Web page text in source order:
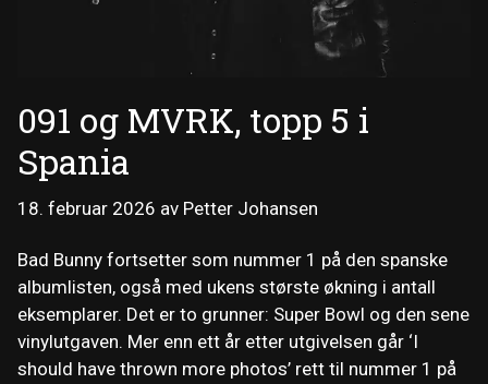
091 og MVRK, topp 5 i
Spania
18. februar 2026 av Petter Johansen
Bad Bunny fortsetter som nummer 1 på den spanske
albumlisten, også med ukens største økning i antall
eksemplarer. Det er to grunner: Super Bowl og den sene
vinylutgaven. Mer enn ett år etter utgivelsen går ‘I
should have thrown more photos’ rett til nummer 1 på